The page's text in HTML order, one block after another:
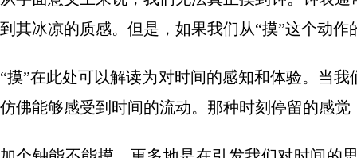
到其冰凉的质感。但是，如果我们从“摸”这个动
“摸”在此处可以解读为对时间的感知和体验。当
仿佛能够感受到时间的流动。那种时刻停留的感